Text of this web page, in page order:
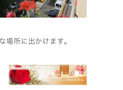
場所に出かけます。